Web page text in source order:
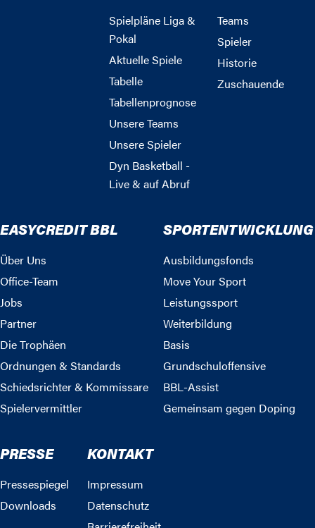
Spielpläne Liga &
Pokal
Aktuelle Spiele
Tabelle
Tabellenprognose
Unsere Teams
Unsere Spieler
Dyn Basketball -
Live & auf Abruf
Teams
Spieler
Historie
Zuschauende
EASYCREDIT BBL
Über Uns
Office-Team
Jobs
Partner
Die Trophäen
Ordnungen & Standards
Schiedsrichter & Kommissare
Spielervermittler
SPORTENTWICKLUNG
Ausbildungsfonds
Move Your Sport
Leistungssport
Weiterbildung
Basis
Grundschuloffensive
BBL-Assist
Gemeinsam gegen Doping
PRESSE
Pressespiegel
Downloads
KONTAKT
Impressum
Datenschutz